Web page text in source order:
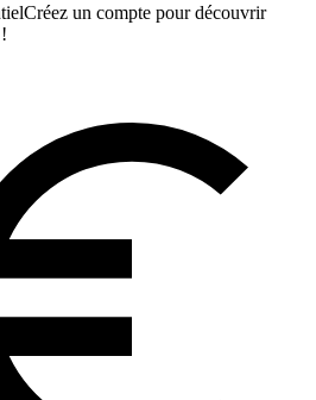
Créez un compte pour découvrir